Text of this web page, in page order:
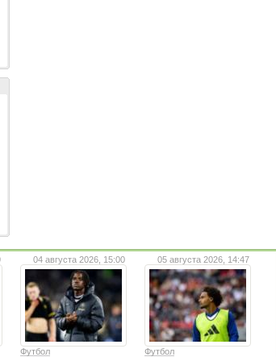
04 августа 2026, 15:00
Футбол
05 августа 2026, 14:47
Футбол